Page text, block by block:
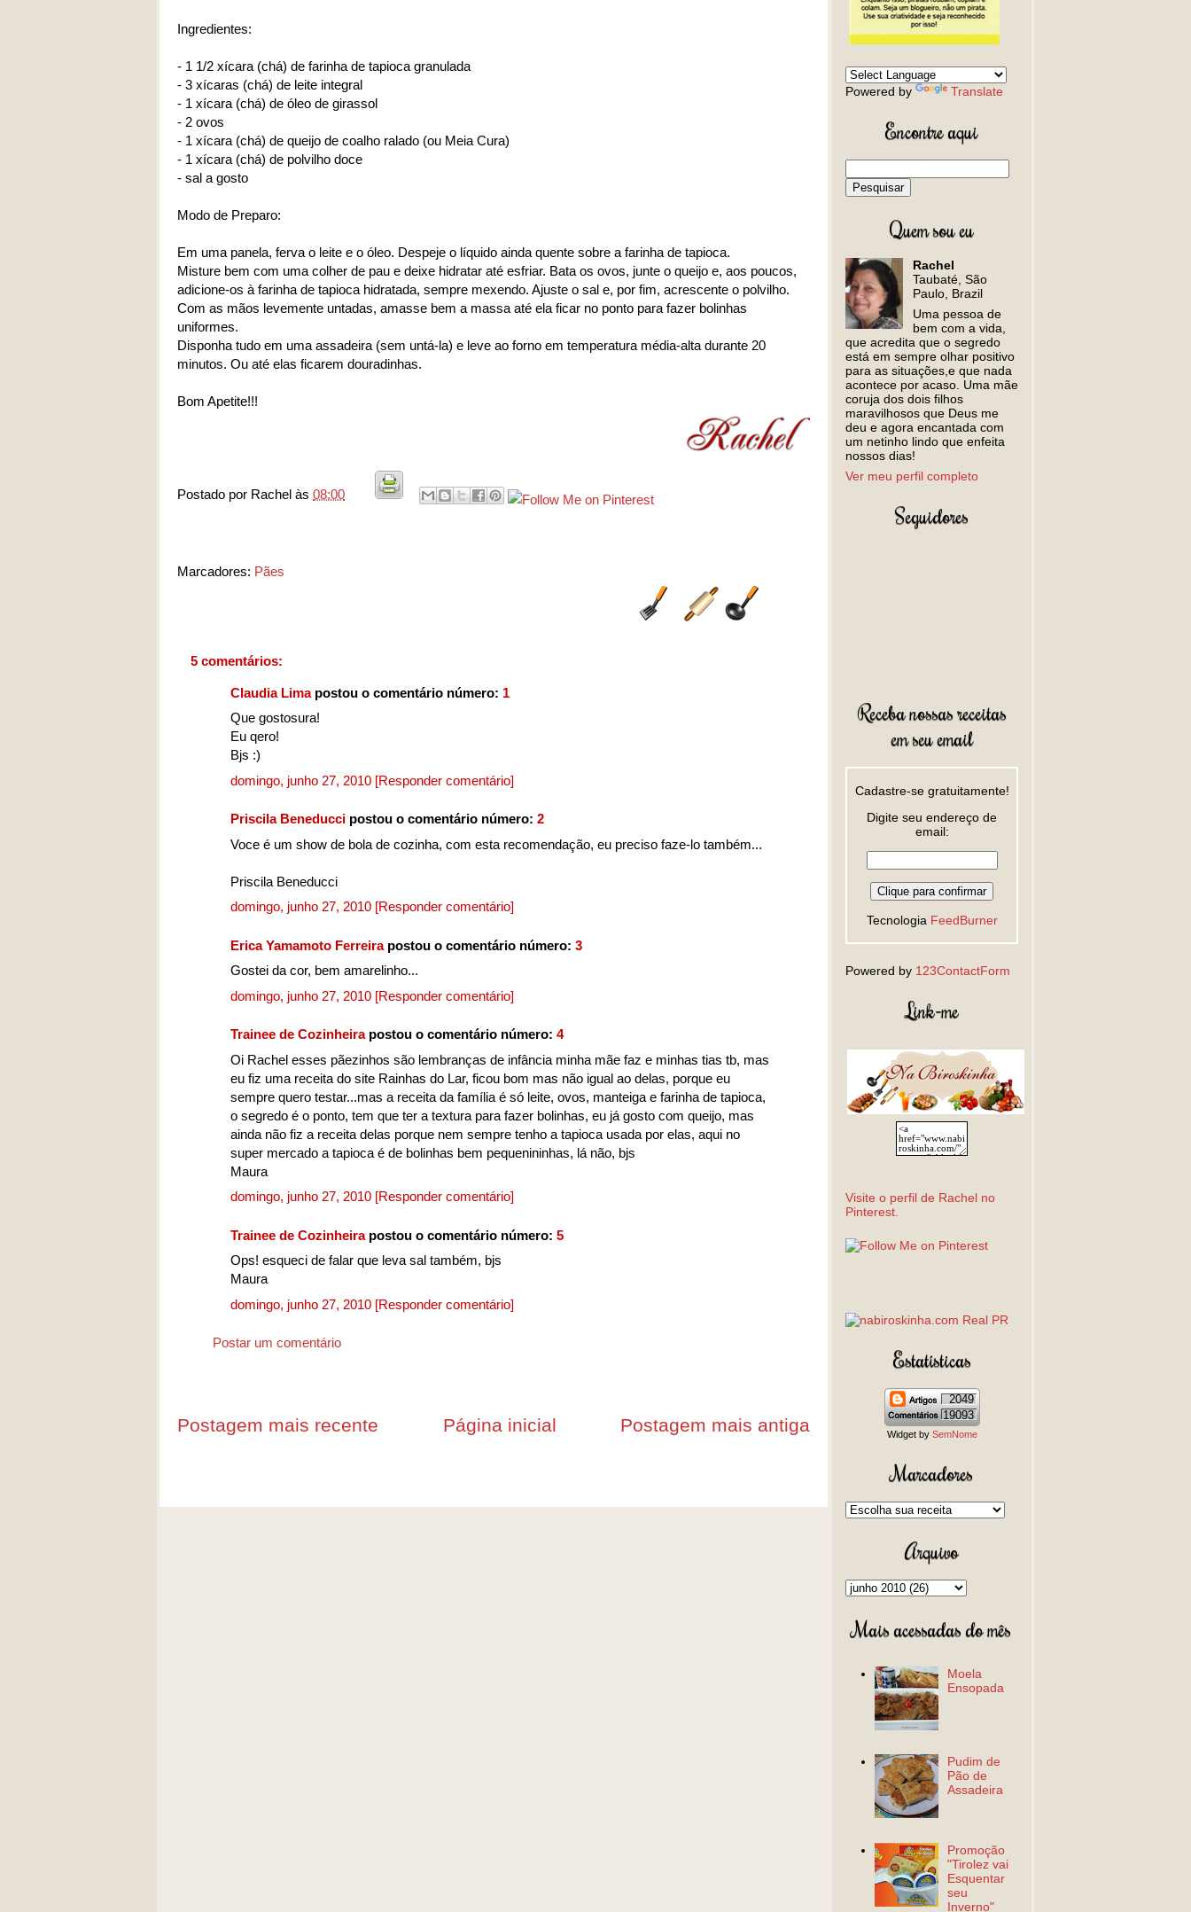
Ingredientes:
- 1 1/2 xícara (chá) de farinha de tapioca granulada
- 3 xícaras (chá) de leite integral
- 1 xícara (chá) de óleo de girassol
- 2 ovos
- 1 xícara (chá) de queijo de coalho ralado (ou Meia Cura)
- 1 xícara (chá) de polvilho doce
- sal a gosto
Modo de Preparo:
Em uma panela, ferva o leite e o óleo. Despeje o líquido ainda quente sobre a farinha de tapioca.
Misture bem com uma colher de pau e deixe hidratar até esfriar. Bata os ovos, junte o queijo e, aos poucos,
adicione-os à farinha de tapioca hidratada, sempre mexendo. Ajuste o sal e, por fim, acrescente o polvilho.
Com as mãos levemente untadas, amasse bem a massa até ela ficar no ponto para fazer bolinhas
uniformes.
Disponha tudo em uma assadeira (sem untá-la) e leve ao forno em temperatura média-alta durante 20
minutos. Ou até elas ficarem douradinhas.
Bom Apetite!!!
Postado por Rachel às 08:00
Marcadores: Pães
5 comentários:
Claudia Limapostou o comentário número: 1
Que gostosura!
Eu qero!
Bjs :)
domingo, junho 27, 2010 [Responder comentário]
Priscila Beneducci postou o comentário número: 2
Voce é um show de bola de cozinha, com esta recomendação, eu preciso faze-lo também...
Priscila Beneducci
domingo, junho 27, 2010 [Responder comentário]
Erica Yamamoto Ferreirapostou o comentário número: 3
Gostei da cor, bem amarelinho...
domingo, junho 27, 2010 [Responder comentário]
Trainee de Cozinheirapostou o comentário número: 4
Oi Rachel esses pãezinhos são lembranças de infância minha mãe faz e minhas tias tb, mas
eu fiz uma receita do site Rainhas do Lar, ficou bom mas não igual ao delas, porque eu
sempre quero testar...mas a receita da família é só leite, ovos, manteiga e farinha de tapioca,
o segredo é o ponto, tem que ter a textura para fazer bolinhas, eu já gosto com queijo, mas
ainda não fiz a receita delas porque nem sempre tenho a tapioca usada por elas, aqui no
super mercado a tapioca é de bolinhas bem pequenininhas, lá não, bjs
Maura
domingo, junho 27, 2010 [Responder comentário]
Trainee de Cozinheirapostou o comentário número: 5
Ops! esqueci de falar que leva sal também, bjs
Maura
domingo, junho 27, 2010 [Responder comentário]
Postar um comentário
Postagem mais recente Postagem mais antiga
Página inicial
Powered by Translate
Encontre aqui
Quem sou eu
Rachel
Taubaté, São
Paulo, Brazil
Uma pessoa de
bem com a vida,
que acredita que o segredo
está em sempre olhar positivo
para as situações,e que nada
acontece por acaso. Uma mãe
coruja dos dois filhos
maravilhosos que Deus me
deu e agora encantada com
um netinho lindo que enfeita
nossos dias!
Ver meu perfil completo
Seguidores
Receba nossas receitas
em seu email
Cadastre-se gratuitamente!
Digite seu endereço de
email:
Tecnologia FeedBurner
Powered by 123ContactForm
Link-me
Visite o perfil de Rachel no
Pinterest.
Estatísticas
2049
19093
Widget by SemNome
Marcadores
Arquivo
Mais acessadas do mês
Moela
Ensopada
Pudim de
Pão de
Assadeira
Promoção
"Tirolez vai
Esquentar
seu
Inverno"